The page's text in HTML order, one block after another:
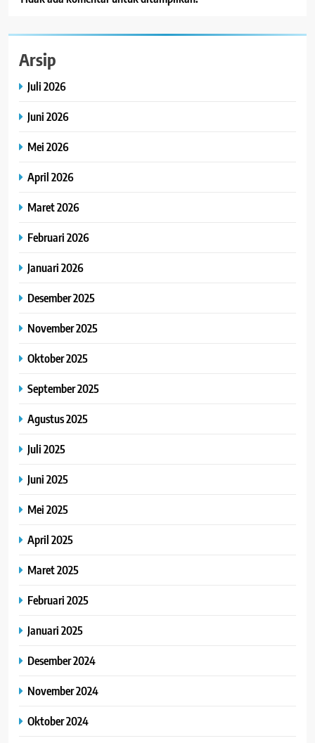
Arsip
Juli 2026
Juni 2026
Mei 2026
April 2026
Maret 2026
Februari 2026
Januari 2026
Desember 2025
November 2025
Oktober 2025
September 2025
Agustus 2025
Juli 2025
Juni 2025
Mei 2025
April 2025
Maret 2025
Februari 2025
Januari 2025
Desember 2024
November 2024
Oktober 2024